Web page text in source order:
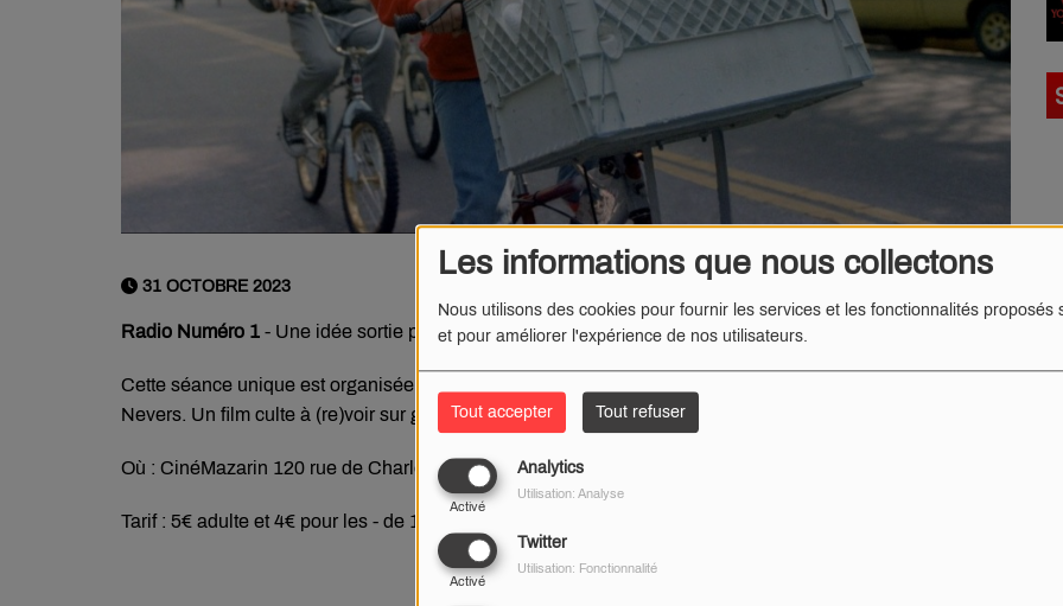
Les informations que nous collectons
Nous utilisons des cookies pour fournir les services et les fonctionnalités proposés
et pour améliorer l'expérience de nos utilisateurs.
Tout accepter Tout refuser
Analytics
Activé
Utilisation: Analyse
Twitter
Activé
Utilisation: Fonctionnalité
31 OCTOBRE 2023
Radio Numéro 1 - Une idée sortie pour ce mercredi 1 novembre !
Cette séance unique est organisée par l'Amicale des Sapeurs-pompiers de Nevers et le CinéMazarin de
Nevers. Un film culte à (re)voir sur grand écran ce mercredi 1er novembre à 13h45.
Où : CinéMazarin 120 rue de Charleville à Nevers
Tarif : 5€ adulte et 4€ pour les - de 14 ans